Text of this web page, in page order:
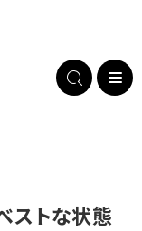
ストな状態